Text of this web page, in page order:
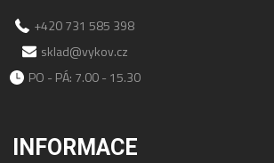
+420 731 585 398
sklad@vykov.cz
PO - PÁ: 7.00 - 15.30
INFORMACE